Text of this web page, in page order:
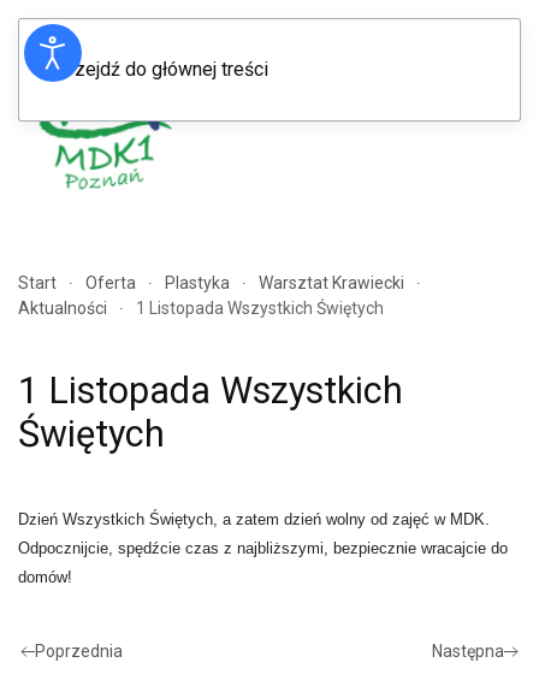
Przejdź do głównej treści
Start Oferta Plastyka
Warsztat Krawiecki
Aktualności
1 Listopada Wszystkich Świętych
1 Listopada Wszystkich
Świętych
Dzień Wszystkich Świętych, a zatem dzień wolny od zajęć w MDK.
Odpocznijcie, spędźcie czas z najbliższymi, bezpiecznie wracajcie do
domów!
Poprzednia Następna